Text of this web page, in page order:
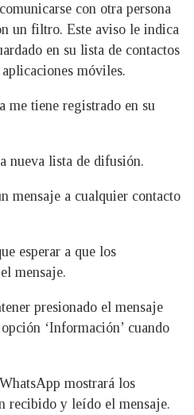
con otra persona
un filtro. Este aviso le indica
en su lista de contactos
móviles.
me tiene registrado en su
nueva lista de difusión.
mensaje a cualquier contacto
esperar a que los
mensaje.
presionado el mensaje
‘Información’ cuando
mostrará los
recibido y leído el mensaje.